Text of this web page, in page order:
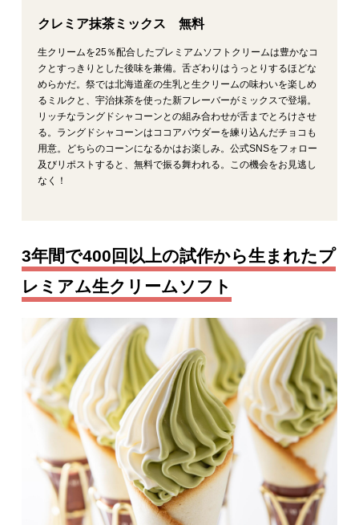
クレミア抹茶ミックス 無料
生クリームを25％配合したプレミアムソフトクリームは豊かなコ
クとすっきりとした後味を兼備。舌ざわりはうっとりするほどな
めらかだ。祭では北海道産の生乳と生クリームの味わいを楽しめ
るミルクと、宇治抹茶を使った新フレーバーがミックスで登場。
リッチなラングドシャコーンとの組み合わせが舌までとろけさせ
る。ラングドシャコーンはココアパウダーを練り込んだチョコも
用意。どちらのコーンになるかはお楽しみ。公式SNSをフォロー
及びリポストすると、無料で振る舞われる。この機会をお見逃し
なく！
3年間で400回以上の試作から生まれたプ
レミアム生クリームソフト